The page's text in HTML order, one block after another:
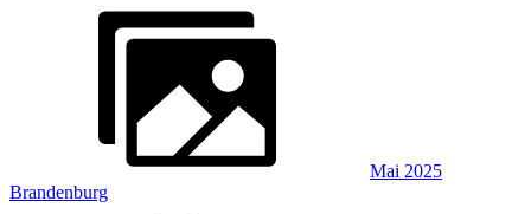
Mai 2025
Brandenburg